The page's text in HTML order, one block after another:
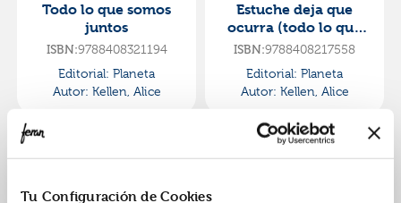
Tu Configuración de Cookies
Todo lo que somos
juntos
ISBN:9788408321194
Editorial: Planeta
Autor: Kellen, Alice
Estuche deja que
ocurra (todo lo que
nunca fuimos plus
juntos)
ISBN:9788408217558
Editorial: Planeta
Autor: Kellen, Alice